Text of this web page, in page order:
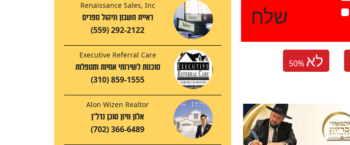
Renaissance Sales, Inc
ראיית חשבון וניהול ספרים
(559) 292-2122
Executive Referral Care
סוכנות לשירותי אחיות ומטפלות
(310) 859-1555
Alon Wizen Realtor
אלון וויזן סוכן נדל"ן
(702) 366-6489
שלח
50% לא